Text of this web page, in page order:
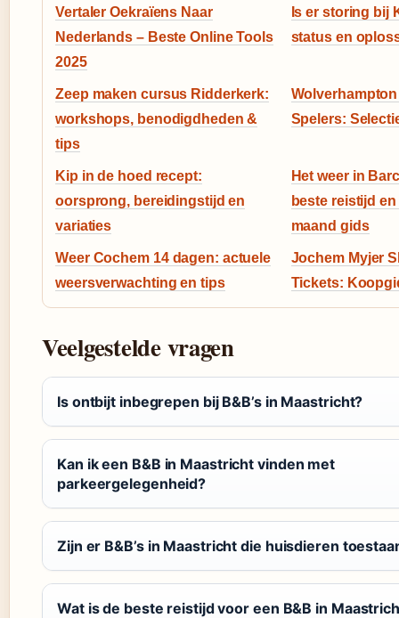
Vertaler Oekraïens Naar
Nederlands – Beste Online Tools
2025
Is er storing bij
status en
Zeep maken cursus Ridderkerk:
workshops, benodigdheden &
tips
Spelers:
Kip in de hoed recept:
oorsprong, bereidingstijd en
variaties
Het weer in
beste reistijd
maand gids
Weer Cochem 14 dagen: actuele
weersverwachting en tips
Jochem Myjer
Tickets:
Veelgestelde vragen
Is ontbijt inbegrepen bij B&B’s in Maastricht?
Kan ik een B&B in Maastricht vinden met
parkeergelegenheid?
Zijn er B&B’s in Maastricht die huisdieren
Wat is de beste reistijd voor een B&B in